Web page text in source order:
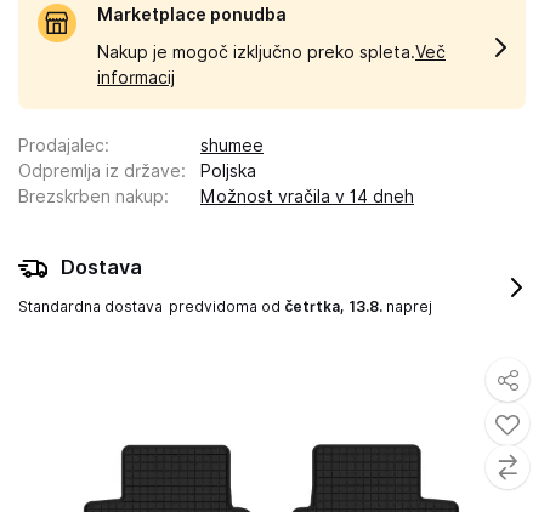
Marketplace ponudba
Nakup je mogoč izključno preko spleta.Več
informacij
Prodajalec:
shumee
Odpremlja iz države:
Poljska
Brezskrben nakup: Možnost vračila v 14 dneh
Dostava
Standardna dostava predvidoma od četrtka, 13.8. naprej